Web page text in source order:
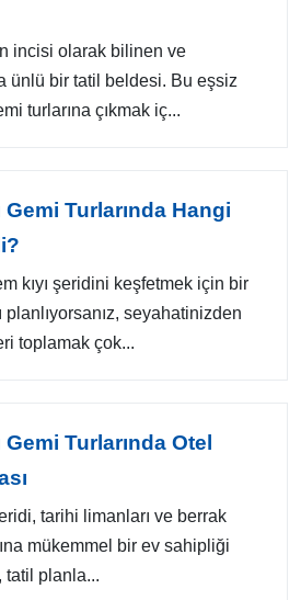
incisi olarak bilinen ve
ünlü bir tatil beldesi. Bu eşsiz
turlarına çıkmak iç...
Gemi Turlarında Hangi
kıyı şeridini keşfetmek için bir
planlıyorsanız, seyahatinizden
toplamak çok...
Turlarında Otel
tarihi limanları ve berrak
mükemmel bir ev sahipliği
tatil planla...